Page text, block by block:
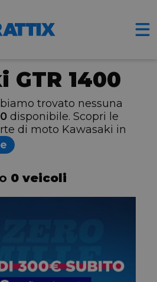
GTR 1400
trovato nessuna
disponibile. Scopri le
di moto Kawasaki in
0 veicoli